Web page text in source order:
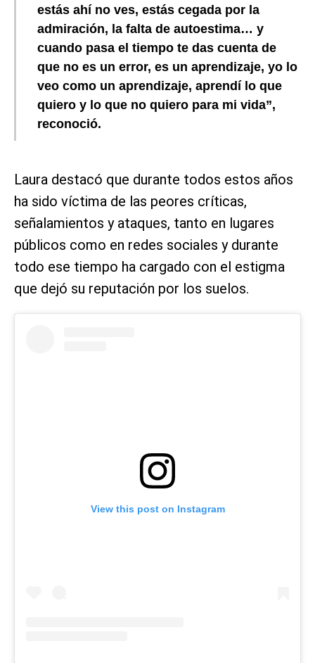
estás ahí no ves, estás cegada por la
admiración, la falta de autoestima… y
cuando pasa el tiempo te das cuenta de
que no es un error, es un aprendizaje, yo lo
veo como un aprendizaje, aprendí lo que
quiero y lo que no quiero para mi vida”,
reconoció.
Laura destacó que durante todos estos años
ha sido víctima de las peores críticas,
señalamientos y ataques, tanto en lugares
públicos como en redes sociales y durante
todo ese tiempo ha cargado con el estigma
que dejó su reputación por los suelos.
View this post on Instagram